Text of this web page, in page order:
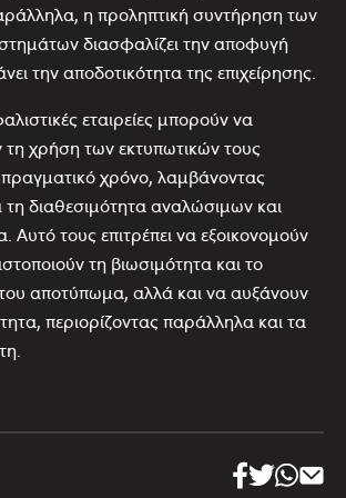
η προληπτική συντήρηση των
διασφαλίζει την αποφυγή
την αποδοτικότητα της επιχείρησης.
εταιρείες μπορούν να
χρήση των εκτυπωτικών τους
χρόνο, λαμβάνοντας
τη διαθεσιμότητα αναλώσιμων και
τους επιτρέπει να εξοικονομούν
τη βιωσιμότητα και το
του αποτύπωμα, αλλά και να αυξάνουν
περιορίζοντας παράλληλα και τα